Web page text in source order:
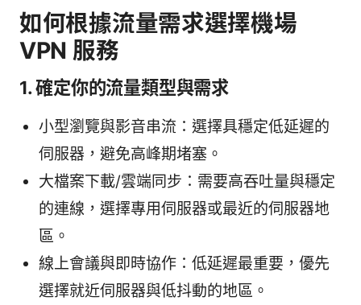
如何根據流量需求選擇機場
VPN 服務
1. 確定你的流量類型與需求
小型瀏覽與影音串流：選擇具穩定低延遲的
伺服器，避免高峰期堵塞。
大檔案下載/雲端同步：需要高吞吐量與穩定
的連線，選擇專用伺服器或最近的伺服器地
區。
線上會議與即時協作：低延遲最重要，優先
選擇就近伺服器與低抖動的地區。